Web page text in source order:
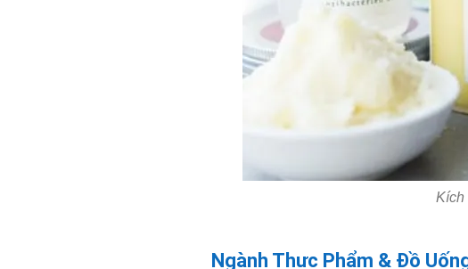
Kích
Ngành Thực Phẩm & Đồ